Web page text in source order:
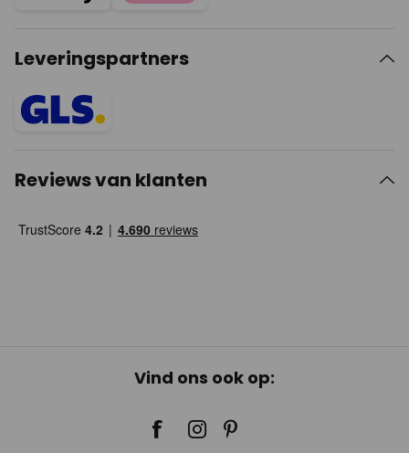
Leveringspartners
Reviews van klanten
Vind ons ook op: